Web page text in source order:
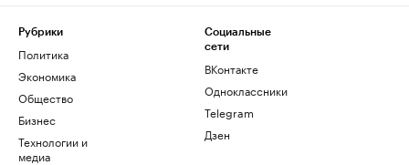
Рубрики
Политика
Экономика
Общество
Бизнес
Технологии и
медиа
Социальные
сети
ВКонтакте
Одноклассники
Telegram
Дзен